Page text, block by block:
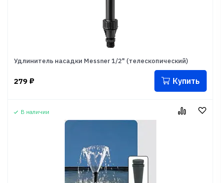
Удлинитель насадки Messner 1/2" (телескопический)
279 ₽ Купить
В наличии